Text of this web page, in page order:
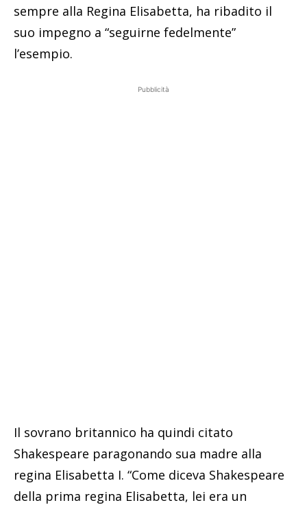
sempre alla Regina Elisabetta, ha ribadito il
suo impegno a “seguirne fedelmente”
l’esempio.
Pubblicità
Il sovrano britannico ha quindi citato
Shakespeare paragonando sua madre alla
regina Elisabetta I. “Come diceva Shakespeare
della prima regina Elisabetta, lei era un